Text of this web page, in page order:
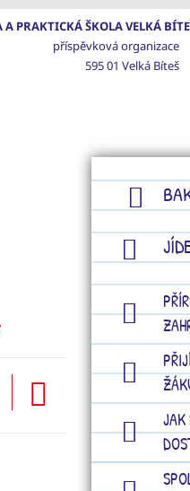
PRAKTICKÁ ŠKOLA VELKÁ
příspěvková organizace
595 01 Velká Bíteš
JAK